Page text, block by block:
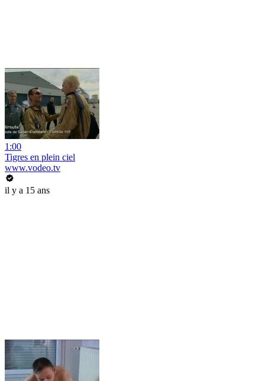
1:00
Tigres en plein ciel
www.vodeo.tv
il y a 15 ans